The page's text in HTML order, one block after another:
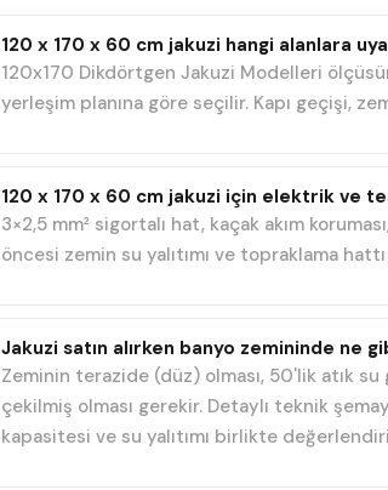
120 x 170 x 60 cm jakuzi hangi alanlara
120x170 Dikdörtgen Jakuzi Modelleri
yerleşim planına göre seçilir. Kapı geçişi,
120 x 170 x 60 cm jakuzi için elektrik ve
3×2,5 mm² sigortalı hat, kaçak akım
öncesi zemin su yalıtımı ve topraklama
Jakuzi satın alırken banyo zemininde ne
Zeminin terazide (düz) olması, 50'lik atık
çekilmiş olması gerekir. Detaylı teknik
kapasitesi ve su yalıtımı birlikte